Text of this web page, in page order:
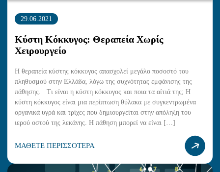
29.06.2021
Κύστη Κόκκυγος: Θεραπεία Χωρίς
Χειρουργείο
Η θεραπεία κύστης κόκκυγος απασχολεί μεγάλο ποσοστό του
πληθυσμού στην Ελλάδα, λόγω της συχνότητας εμφάνισης της
πάθησης. Τι είναι η κύστη κόκκυγος και ποια τα αίτιά της; Η
κύστη κόκκυγος είναι μια περίπτωση θύλακα με συγκεντρωμένα
οργανικά υγρά και τρίχες που δημιουργείται στην απόληξη του
ιερού οστού της λεκάνης. Η πάθηση μπορεί να είναι […]
ΜΑΘΕΤΕ ΠΕΡΙΣΣΟΤΕΡΑ